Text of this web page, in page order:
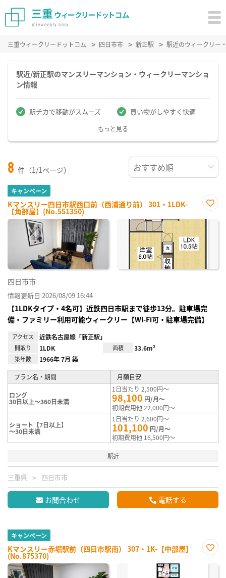
三重ウィークリードットコム 四日市市 新正駅 駅近のウィークリー
駅近/新正駅のマンスリーマンション・ウィークリーマンショ
ン情報
駅チカで移動がスムーズ 買い物がしやすく快適
もっと見る
8 件（1/1ページ）
キャンペーン
Kマンスリー四日市駅西口前（西浦通り前） 301・1LDK-
【角部屋】(No.551350)
に入
四日市市
情報更新日 2026/08/09 16:44
【1LDKタイプ・4名可】近鉄四日市駅まで徒歩13分。駐車場完
備・ファミリー利用可能ウィークリー【Wi-Fi可・駐車場完備】
アクセス 近鉄名古屋線「新正駅」
間取り 1LDK 面積 33.6m²
築年数 1966年 7月 築
プラン名・期間 月額目安
ロング
30日以上～360日未満
1日当たり 2,500円～
98,100 円/月～
初期費用他 22,000円～
ショート【7日以上】
～30日未満
1日当たり 2,600円～
101,100 円/月～
初期費用他 16,500円～
駅近
三重県 四日市市
お問合わせ 電話する
キャンペーン
Kマンスリー赤堀駅前（四日市駅南） 307・1K-【中部屋】
(No.875370)
に入